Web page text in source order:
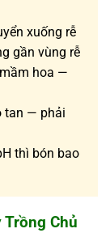
xuống rễ
gần vùng rễ
hoa —
tan — phải
thì bón bao
Trồng Chủ